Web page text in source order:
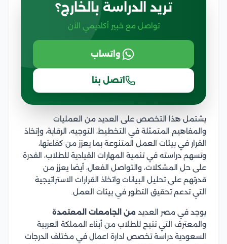
تريد الدراسة بالخارج؟
تواصل مع خبير أكاديمي الآن
واتساب
اتصل بنا
يشتمل هذا التخصص على العديد من العمليات
والمفاهيم المتمثلة في التخطيط، التوجيه، الرقابة، وإتخاذ
القرار في بيئات العمل المتنوعة بما يعزز من كفاءتها،
وتسهم دراسته في تنمية المهارات القيادية للطلاب، القدرة
على حل المشكلات، والتواصل الفعال، أيضا يعزز من
قدرتهم على تحليل البيانات واتخاذ القرارات الاستراتيجية
التي تدعم تحقيق التطور في بيئات العمل.
يوجد في مصر العديد من الجامعات المعتمدة
والمعترف التي تتيح للطلاب من أبناء المملكة العربية
السعودية دراسة تخصص ادارة اعمال في مختلف الدرجات